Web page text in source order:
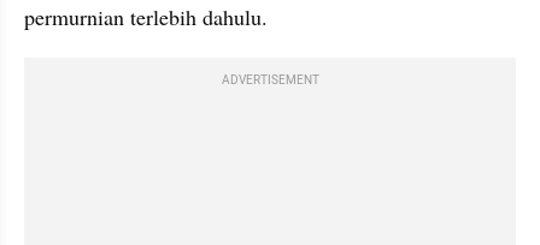
permurnian terlebih dahulu.
ADVERTISEMENT